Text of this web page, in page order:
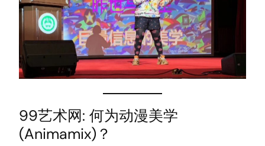
99艺术网: 何为动漫美学
(Animamix)？